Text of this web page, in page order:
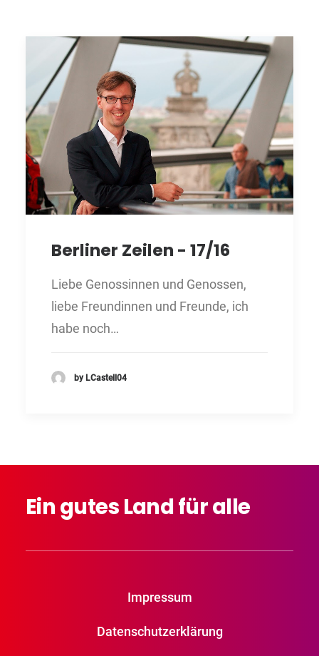
Berliner Zeilen - 17/16
Liebe Genossinnen und Genossen,
liebe Freundinnen und Freunde, ich
habe noch…
by LCastell04
EingutesLandfüralle
Impressum
Datenschutzerklärung